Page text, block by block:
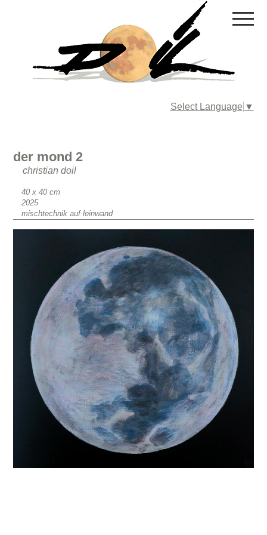
Select Language ▼
der mond 2
christian doil
Format
40 x 40 cm
Erscheinungsjahr
2025
Material
mischtechnik auf leinwand